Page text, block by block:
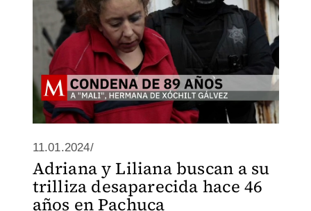
11.01.2024/
Adriana y Liliana buscan a su
trilliza desaparecida hace 46
años en Pachuca